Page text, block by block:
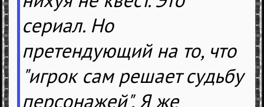
сериал. Но
претендующий на то, что
"игрок сам решает судьбу
персонажей". Я же